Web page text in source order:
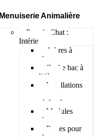
Menuiserie Animalière
Pour le Chat :
Intérieur
Arbres à
chat
Cache bac à
litière
Installations
murs et
plafonds
Modules
chats
Roues pour